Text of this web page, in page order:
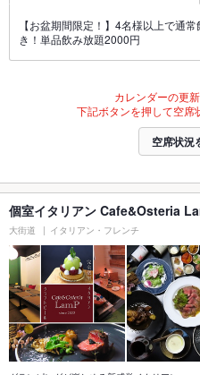
【お盆期間限定！】4名様以上で通
き！単品飲み放題2000円
カレンダーの更
下記ボタンを押して空席
空席状況
個室イタリアン Cafe&Osteria
大街道 イタリアン・フレンチ